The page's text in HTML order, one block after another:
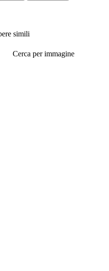
simili
Cerca per immagine